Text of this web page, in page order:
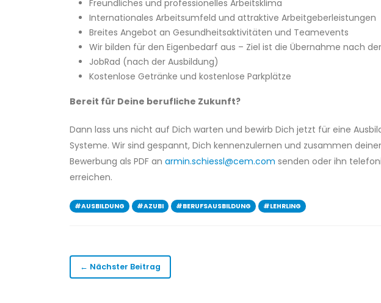
Freundliches und professionelles Arbeitsklima
Internationales Arbeitsumfeld und attraktive Arbeitgeberleistungen
Breites Angebot an Gesundheitsaktivitäten und Teamevents
Wir bilden für den Eigenbedarf aus – Ziel ist die Übernahme nach
JobRad (nach der Ausbildung)
Kostenlose Getränke und kostenlose Parkplätze
Bereit für Deine berufliche Zukunft?
Dann lass uns nicht auf Dich warten und bewirb Dich jetzt für eine
Systeme. Wir sind gespannt, Dich kennenzulernen und zusammen
Bewerbung als PDF an armin.schiessl@cem.com senden oder ihn
erreichen.
#AUSBILDUNG #AZUBI #BERUFSAUSBILDUNG #LEHRLING
← Nächster Beitrag